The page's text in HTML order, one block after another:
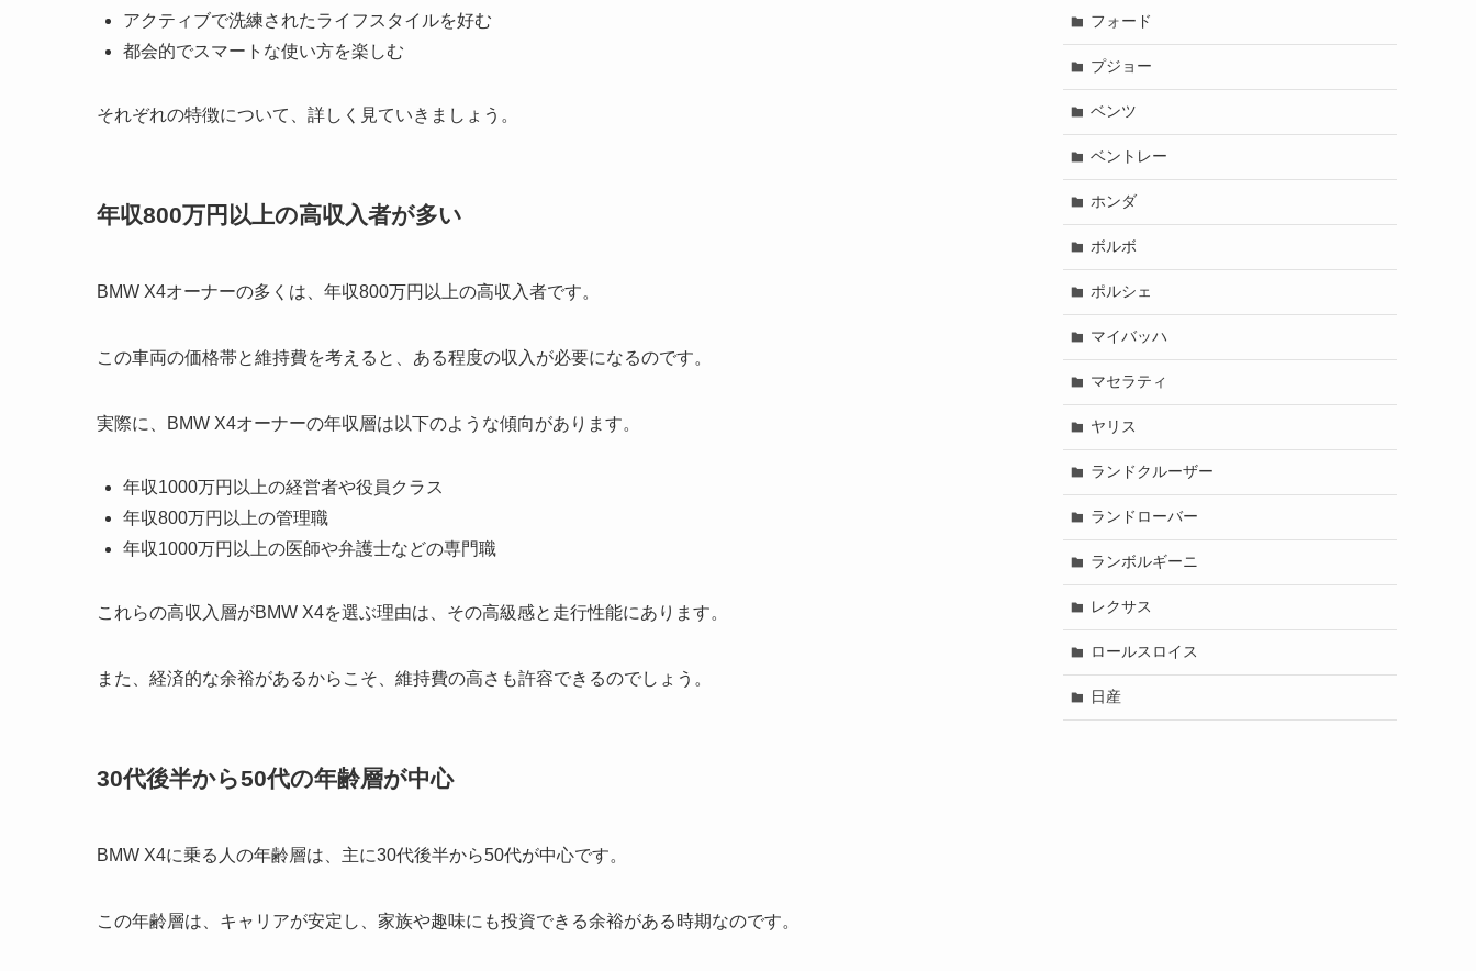
アクティブで洗練されたライフスタイルを好む
都会的でスマートな使い方を楽しむ
それぞれの特徴について、詳しく見ていきましょう。
年収800万円以上の高収入者が多い
BMW X4オーナーの多くは、年収800万円以上の高収入者です。
この車両の価格帯と維持費を考えると、ある程度の収入が必要になるのです。
実際に、BMW X4オーナーの年収層は以下のような傾向があります。
年収1000万円以上の経営者や役員クラス
年収800万円以上の管理職
年収1000万円以上の医師や弁護士などの専門職
これらの高収入層がBMW X4を選ぶ理由は、その高級感と走行性能にあります。
また、経済的な余裕があるからこそ、維持費の高さも許容できるのでしょう。
30代後半から50代の年齢層が中心
BMW X4に乗る人の年齢層は、主に30代後半から50代が中心です。
この年齢層は、キャリアが安定し、家族や趣味にも投資できる余裕がある時期なのです。
フォード
プジョー
ベンツ
ベントレー
ホンダ
ボルボ
ポルシェ
マイバッハ
マセラティ
ヤリス
ランドクルーザー
ランドローバー
ランボルギーニ
レクサス
ロールスロイス
日産